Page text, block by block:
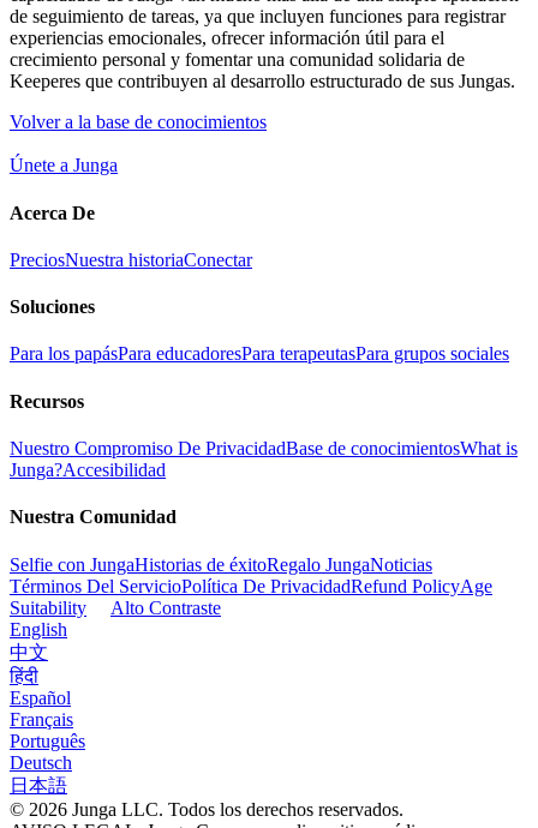
de seguimiento de tareas, ya que incluyen funciones para registrar
experiencias emocionales, ofrecer información útil para el
crecimiento personal y fomentar una comunidad solidaria de
Keeperes que contribuyen al desarrollo estructurado de sus Jungas.
Volver a la base de conocimientos
Únete a Junga
Acerca De
PreciosNuestra historiaConectar
Soluciones
Para los papásPara educadoresPara terapeutasPara grupos sociales
Recursos
Nuestro Compromiso De PrivacidadBase de conocimientosWhat is
Junga?Accesibilidad
Nuestra Comunidad
Selfie con JungaHistorias de éxitoRegalo JungaNoticias
Términos Del ServicioPolítica De PrivacidadRefund PolicyAge
Suitability
Alto Contraste
English
中文
हिंदी
Español
Français
Português
Deutsch
日本語
© 2026 Junga LLC. Todos los derechos reservados.